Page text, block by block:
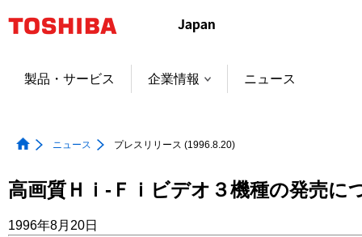
ャ
製品・サービス 企業情報 ニュース
ニュース プレスリリース (1996.8.20)
高画質Ｈｉ-Ｆｉビデオ３機種の発売に
1996年8月20日